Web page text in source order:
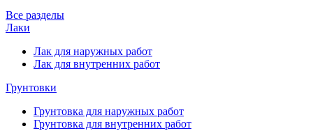
Все разделы
Лаки
Лак для наружных работ
Лак для внутренних работ
Грунтовки
Грунтовка для наружных работ
Грунтовка для внутренних работ